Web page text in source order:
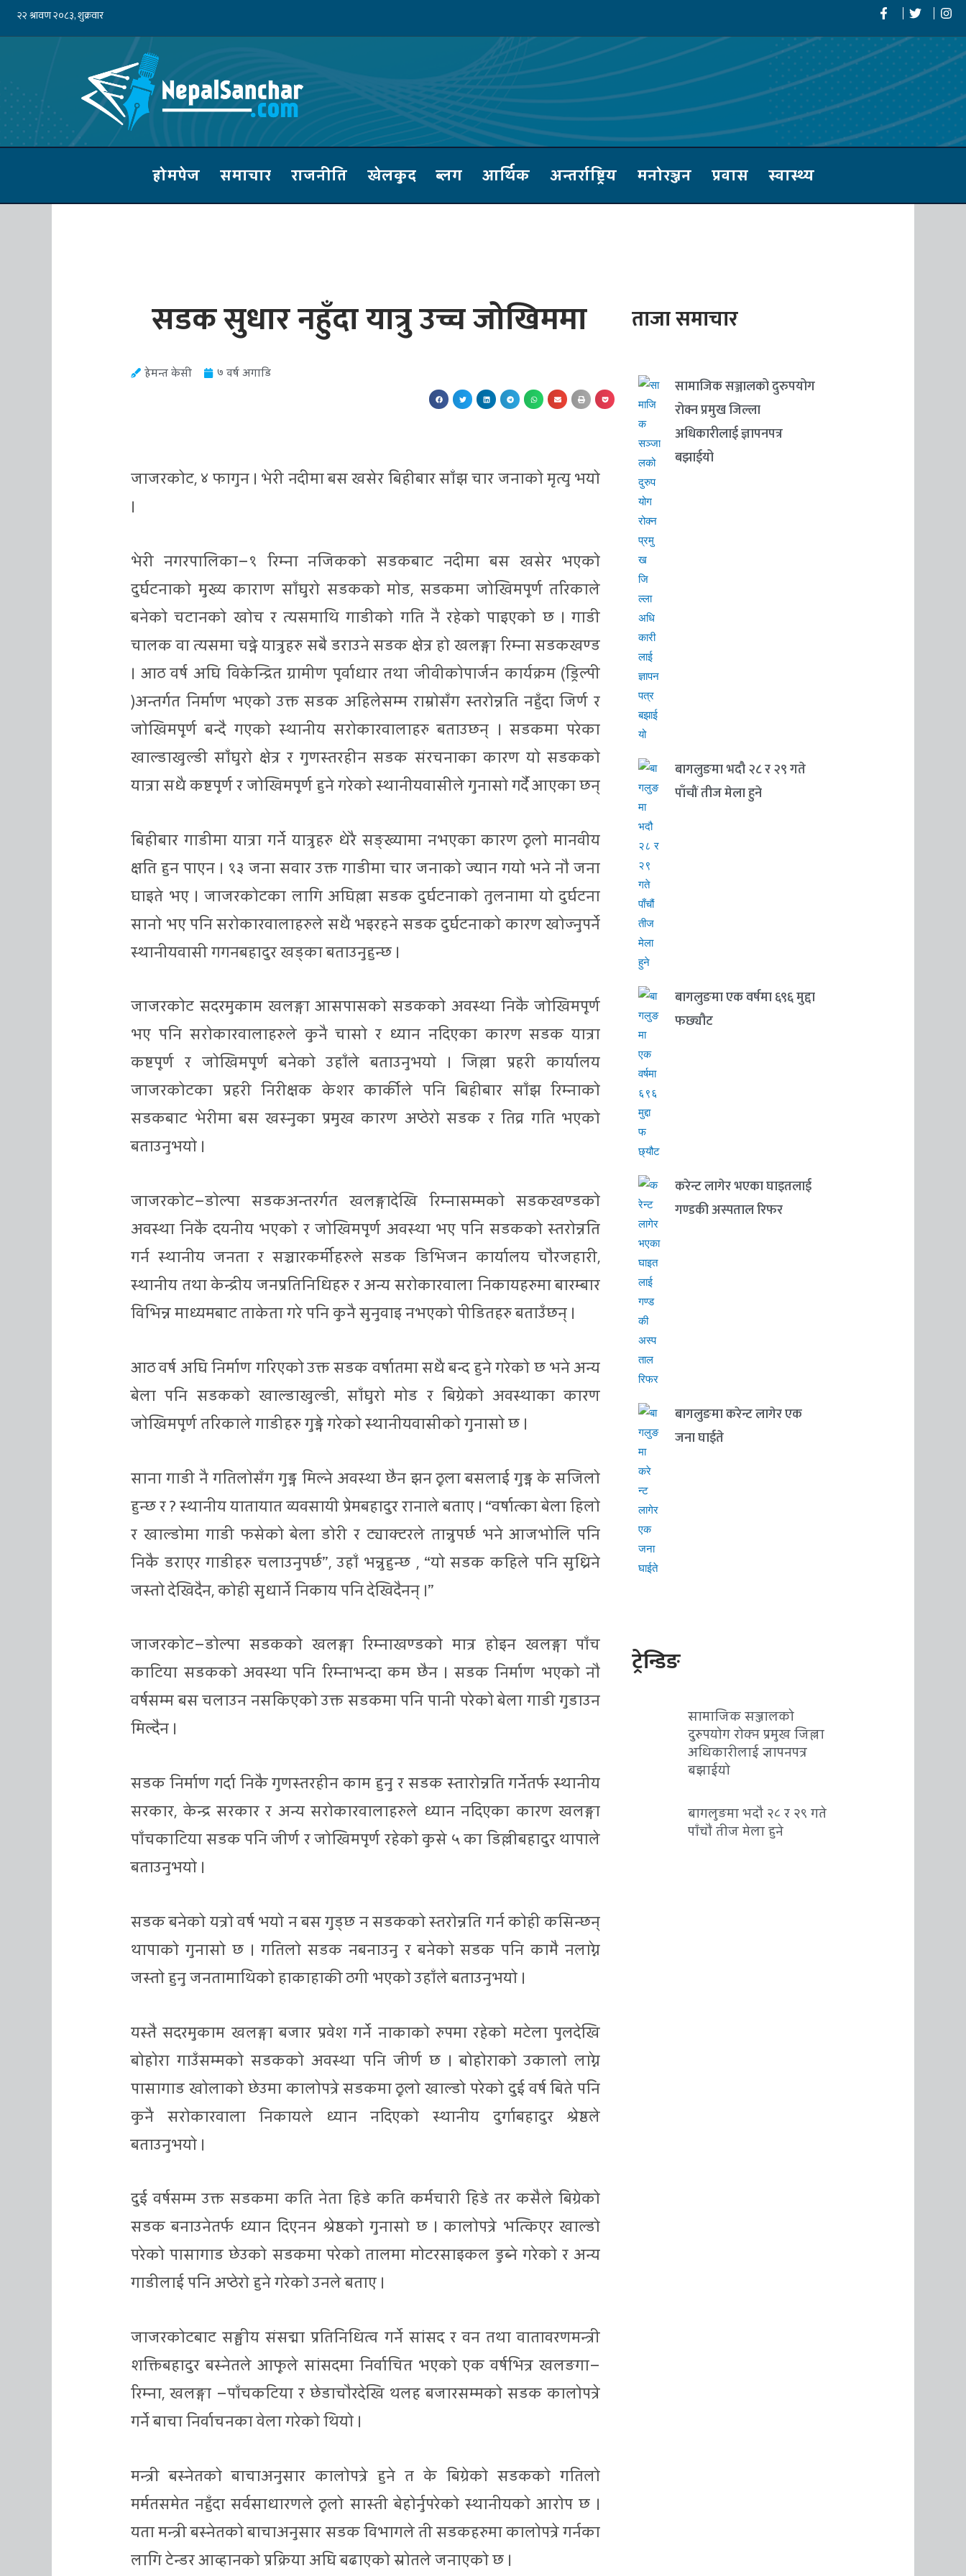
होमपेज समाचार राजनीति खेलकुद ब्लग आर्थिक अन्तर्राष्ट्रिय मनोरञ्जन प्रवास स्वास्थ्य
सडक सुधार नहुँदा यात्रु उच्च जोखिममा
हेमन्त केसी ७ वर्ष अगाडि
जाजरकोट, ४ फागुन । भेरी नदीमा बस खसेर बिहीबार साँझ चार जनाको मृत्यु भयो
।
भेरी नगरपालिका–१ रिम्ना नजिकको सडकबाट नदीमा बस खसेर भएको
दुर्घटनाको मुख्य काराण साँघुरो सडकको मोड, सडकमा जोखिमपूर्ण तरिकाले
बनेको चटानको खोच र त्यसमाथि गाडीको गति नै रहेको पाइएको छ । गाडी
चालक वा त्यसमा चढ्ने यात्रुहरु सबै डराउने सडक क्षेत्र हो खलङ्गा रिम्ना सडकखण्ड
। आठ वर्ष अघि विकेन्द्रित ग्रामीण पूर्वाधार तथा जीवीकोपार्जन कार्यक्रम (ड्रिल्पी
)अन्तर्गत निर्माण भएको उक्त सडक अहिलेसम्म राम्रोसँग स्तरोन्नति नहुँदा जिर्ण र
जोखिमपूर्ण बन्दै गएको स्थानीय सरोकारवालाहरु बताउछन् । सडकमा परेका
खाल्डाखुल्डी साँघुरो क्षेत्र र गुणस्तरहीन सडक संरचनाका कारण यो सडकको
यात्रा सधै कष्टपूर्ण र जोखिमपूर्ण हुने गरेको स्थानीयवासीले गुनासो गर्दै आएका छन्
बिहीबार गाडीमा यात्रा गर्ने यात्रुहरु धेरै सङ्ख्यामा नभएका कारण ठूलो मानवीय
क्षति हुन पाएन । १३ जना सवार उक्त गाडीमा चार जनाको ज्यान गयो भने नौ जना
घाइते भए । जाजरकोटका लागि अघिल्ला सडक दुर्घटनाको तुलनामा यो दुर्घटना
सानो भए पनि सरोकारवालाहरुले सधै भइरहने सडक दुर्घटनाको कारण खोज्नुपर्ने
स्थानीयवासी गगनबहादुर खड्का बताउनुहुन्छ ।
जाजरकोट सदरमुकाम खलङ्गा आसपासको सडकको अवस्था निकै जोखिमपूर्ण
भए पनि सरोकारवालाहरुले कुनै चासो र ध्यान नदिएका कारण सडक यात्रा
कष्टपूर्ण र जोखिमपूर्ण बनेको उहाँले बताउनुभयो । जिल्ला प्रहरी कार्यालय
जाजरकोटका प्रहरी निरीक्षक केशर कार्कीले पनि बिहीबार साँझ रिम्नाको
सडकबाट भेरीमा बस खस्नुका प्रमुख कारण अप्ठेरो सडक र तिव्र गति भएको
बताउनुभयो ।
जाजरकोट–डोल्पा सडकअन्तरर्गत खलङ्गादेखि रिम्नासम्मको सडकखण्डको
अवस्था निकै दयनीय भएको र जोखिमपूर्ण अवस्था भए पनि सडकको स्तरोन्नति
गर्न स्थानीय जनता र सञ्चारकर्मीहरुले सडक डिभिजन कार्यालय चौरजहारी,
स्थानीय तथा केन्द्रीय जनप्रतिनिधिहरु र अन्य सरोकारवाला निकायहरुमा बारम्बार
विभिन्न माध्यमबाट ताकेता गरे पनि कुनै सुनुवाइ नभएको पीडितहरु बताउँछन् ।
आठ वर्ष अघि निर्माण गरिएको उक्त सडक वर्षातमा सधै बन्द हुने गरेको छ भने अन्य
बेला पनि सडकको खाल्डाखुल्डी, साँघुरो मोड र बिग्रेको अवस्थाका कारण
जोखिमपूर्ण तरिकाले गाडीहरु गुड्ने गरेको स्थानीयवासीको गुनासो छ ।
साना गाडी नै गतिलोसँग गुड्न मिल्ने अवस्था छैन झन ठूला बसलाई गुड्न के सजिलो
हुन्छ र ? स्थानीय यातायात व्यवसायी प्रेमबहादुर रानाले बताए । “वर्षात्का बेला हिलो
र खाल्डोमा गाडी फसेको बेला डोरी र ट्याक्टरले तान्नुपर्छ भने आजभोलि पनि
निकै डराएर गाडीहरु चलाउनुपर्छ”, उहाँ भन्नुहुन्छ , “यो सडक कहिले पनि सुध्रिने
जस्तो देखिदैन, कोही सुधार्ने निकाय पनि देखिदैनन् ।”
जाजरकोट–डोल्पा सडकको खलङ्गा रिम्नाखण्डको मात्र होइन खलङ्गा पाँच
काटिया सडकको अवस्था पनि रिम्नाभन्दा कम छैन । सडक निर्माण भएको नौ
वर्षसम्म बस चलाउन नसकिएको उक्त सडकमा पनि पानी परेको बेला गाडी गुडाउन
मिल्दैन ।
सडक निर्माण गर्दा निकै गुणस्तरहीन काम हुनु र सडक स्तारोन्नति गर्नेतर्फ स्थानीय
सरकार, केन्द्र सरकार र अन्य सरोकारवालाहरुले ध्यान नदिएका कारण खलङ्गा
पाँचकाटिया सडक पनि जीर्ण र जोखिमपूर्ण रहेको कुसे ५ का डिल्लीबहादुर थापाले
बताउनुभयो ।
सडक बनेको यत्रो वर्ष भयो न बस गुड्छ न सडकको स्तरोन्नति गर्न कोही कसिन्छन्
थापाको गुनासो छ । गतिलो सडक नबनाउनु र बनेको सडक पनि कामै नलाग्ने
जस्तो हुनु जनतामाथिको हाकाहाकी ठगी भएको उहाँले बताउनुभयो ।
यस्तै सदरमुकाम खलङ्गा बजार प्रवेश गर्ने नाकाको रुपमा रहेको मटेला पुलदेखि
बोहोरा गाउँसम्मको सडकको अवस्था पनि जीर्ण छ । बोहोराको उकालो लाग्ने
पासागाड खोलाको छेउमा कालोपत्रे सडकमा ठूलो खाल्डो परेको दुई वर्ष बिते पनि
कुनै सरोकारवाला निकायले ध्यान नदिएको स्थानीय दुर्गाबहादुर श्रेष्ठले
बताउनुभयो ।
दुई वर्षसम्म उक्त सडकमा कति नेता हिडे कति कर्मचारी हिडे तर कसैले बिग्रेको
सडक बनाउनेतर्फ ध्यान दिएनन श्रेष्ठको गुनासो छ । कालोपत्रे भत्किएर खाल्डो
परेको पासागाड छेउको सडकमा परेको तालमा मोटरसाइकल डुब्ने गरेको र अन्य
गाडीलाई पनि अप्ठेरो हुने गरेको उनले बताए ।
जाजरकोटबाट सङ्घीय संसद्मा प्रतिनिधित्व गर्ने सांसद र वन तथा वातावरणमन्त्री
शक्तिबहादुर बस्नेतले आफूले सांसदमा निर्वाचित भएको एक वर्षभित्र खलङगा–
रिम्ना, खलङ्गा –पाँचकटिया र छेडाचौरदेखि थलह बजारसम्मको सडक कालोपत्रे
गर्ने बाचा निर्वाचनका वेला गरेको थियो ।
मन्त्री बस्नेतको बाचाअनुसार कालोपत्रे हुने त के बिग्रेको सडकको गतिलो
मर्मतसमेत नहुँदा सर्वसाधारणले ठूलो सास्ती बेहोर्नुपरेको स्थानीयको आरोप छ ।
यता मन्त्री बस्नेतको बाचाअनुसार सडक विभागले ती सडकहरुमा कालोपत्रे गर्नका
लागि टेन्डर आव्हानको प्रक्रिया अघि बढाएको स्रोतले जनाएको छ ।
ताजा समाचार
सामाजिक सञ्जालको दुरुपयोग
रोक्न प्रमुख जिल्ला
अधिकारीलाई ज्ञापनपत्र
बझाईयो
बागलुङमा भदौ २८ र २९ गते
पाँचौं तीज मेला हुने
बागलुङमा एक वर्षमा ६९६ मुद्दा
फछ्यौट
करेन्ट लागेर भएका घाइतलाई
गण्डकी अस्पताल रिफर
बागलुङमा करेन्ट लागेर एक
जना घाईते
ट्रेन्डिङ
सामाजिक सञ्जालको
दुरुपयोग रोक्न प्रमुख जिल्ला
अधिकारीलाई ज्ञापनपत्र
बझाईयो
बागलुङमा भदौ २८ र २९ गते
पाँचौं तीज मेला हुने